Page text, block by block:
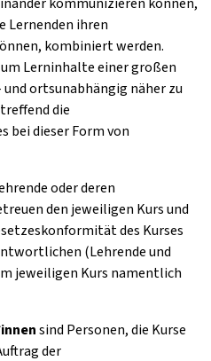
Lernenden ihren
kombiniert werden.
Lerninhalte einer großen
ortsunabhängig näher zu
die
bei dieser Form von
oder deren
den jeweiligen Kurs und
des Kurses
(Lehrende und
jeweiligen Kurs namentlich
sind Personen, die Kurse
der